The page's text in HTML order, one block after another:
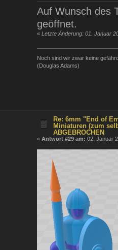
Auf Wunsch des
geöffnet.
« Letzte Änderung: 01. Januar
Noch sind wir zwar keine
(Douglas Adams)
Re: 6mm "End of
Miniaturen (zum
ABGEBROCHEN
« Antwort #29 am: 02. Januar